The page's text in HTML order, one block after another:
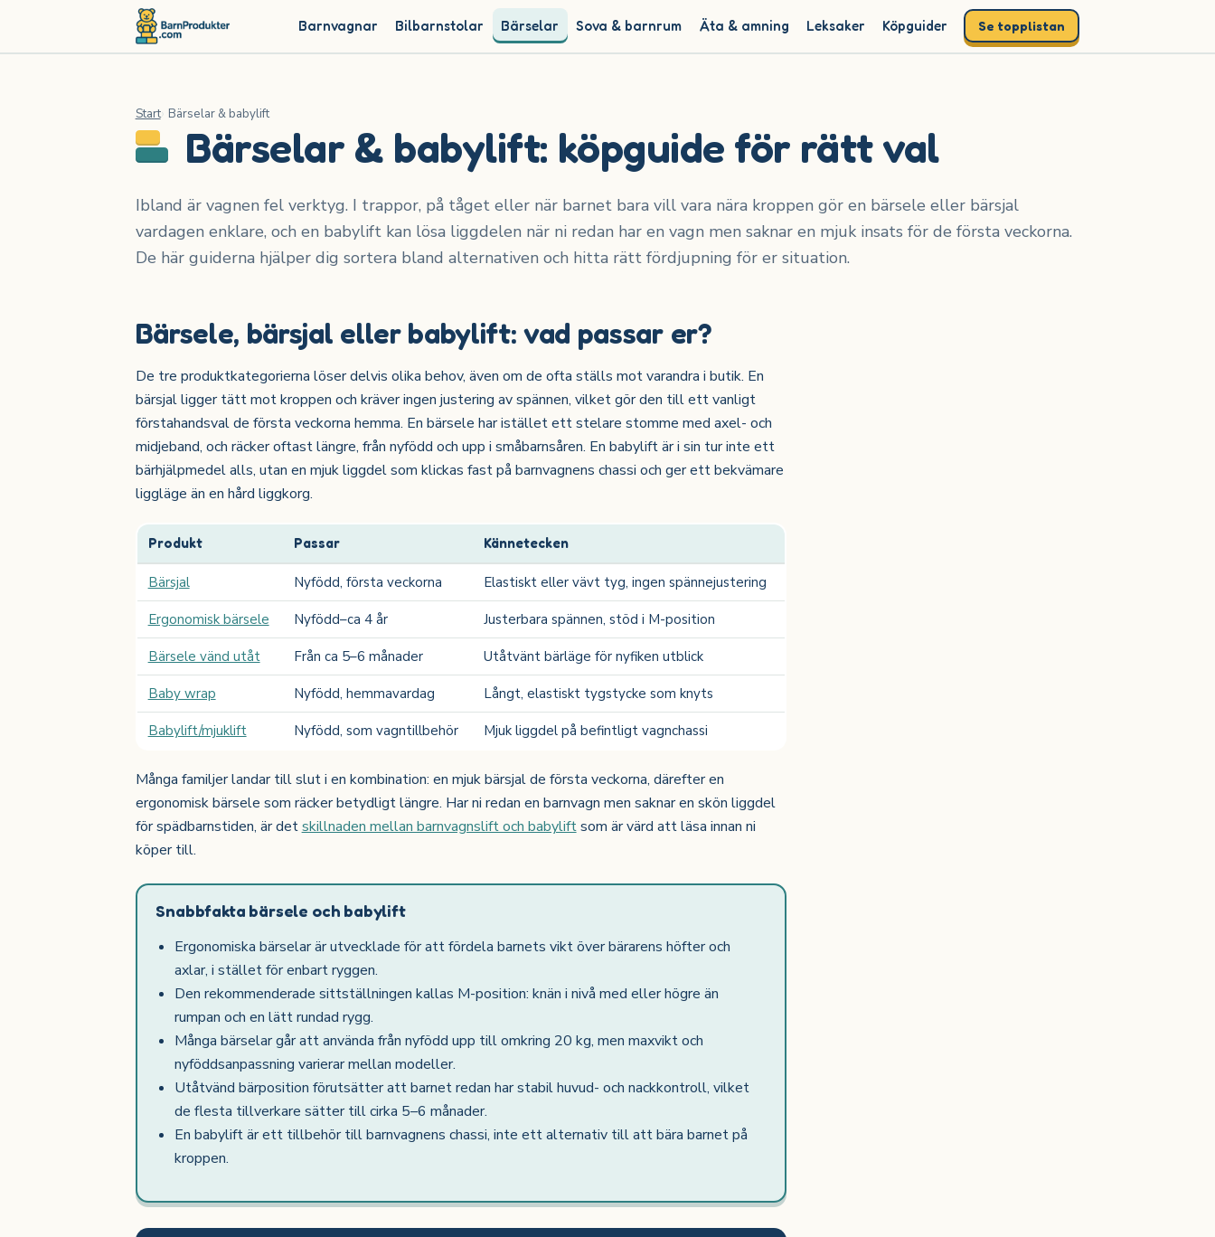
Barnvagnar Bilbarnstolar Bärselar Sova & barnrum Äta & amning Leksaker Köpguider Se topplistan
Start Bärselar & babylift
Bärselar & babylift: köpguide för rätt val
Ibland är vagnen fel verktyg. I trappor, på tåget eller när barnet bara vill vara nära kroppen gör en bärsele eller bärsjal
vardagen enklare, och en babylift kan lösa liggdelen när ni redan har en vagn men saknar en mjuk insats för de första veckorna.
De här guiderna hjälper dig sortera bland alternativen och hitta rätt fördjupning för er situation.
Bärsele, bärsjal eller babylift: vad passar er?
De tre produktkategorierna löser delvis olika behov, även om de ofta ställs mot varandra i butik. En
bärsjal ligger tätt mot kroppen och kräver ingen justering av spännen, vilket gör den till ett vanligt
förstahandsval de första veckorna hemma. En bärsele har istället ett stelare stomme med axel- och
midjeband, och räcker oftast längre, från nyfödd och upp i småbarnsåren. En babylift är i sin tur inte ett
bärhjälpmedel alls, utan en mjuk liggdel som klickas fast på barnvagnens chassi och ger ett bekvämare
liggläge än en hård liggkorg.
Produkt Passar Kännetecken
Bärsjal Nyfödd, första veckorna Elastiskt eller vävt tyg, ingen spännejustering
Ergonomisk bärsele Nyfödd–ca 4 år Justerbara spännen, stöd i M-position
Bärsele vänd utåt Från ca 5–6 månader Utåtvänt bärläge för nyfiken utblick
Baby wrap Nyfödd, hemmavardag Långt, elastiskt tygstycke som knyts
Babylift/mjuklift Nyfödd, som vagntillbehör Mjuk liggdel på befintligt vagnchassi
Många familjer landar till slut i en kombination: en mjuk bärsjal de första veckorna, därefter en
ergonomisk bärsele som räcker betydligt längre. Har ni redan en barnvagn men saknar en skön liggdel
för spädbarnstiden, är detskillnaden mellan barnvagnslift och babyliftsom är värd att läsa innan ni
köper till.
Snabbfakta bärsele och babylift
Ergonomiska bärselar är utvecklade för att fördela barnets vikt över bärarens höfter och
axlar, i stället för enbart ryggen.
Den rekommenderade sittställningen kallas M-position: knän i nivå med eller högre än
rumpan och en lätt rundad rygg.
Många bärselar går att använda från nyfödd upp till omkring 20 kg, men maxvikt och
nyföddsanpassning varierar mellan modeller.
Utåtvänd bärposition förutsätter att barnet redan har stabil huvud- och nackkontroll, vilket
de flesta tillverkare sätter till cirka 5–6 månader.
En babylift är ett tillbehör till barnvagnens chassi, inte ett alternativ till att bära barnet på
kroppen.